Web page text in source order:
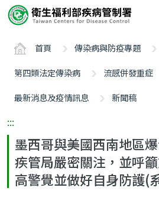
要
ALT+C
首頁 傳染病與防疫專題
第四類法定傳染病
流感併發重症
最新消息及疫情訊息
新聞稿
:::
墨西哥與美國西南地區
疾管局嚴密關注，並呼
高警覺並做好自身防護(